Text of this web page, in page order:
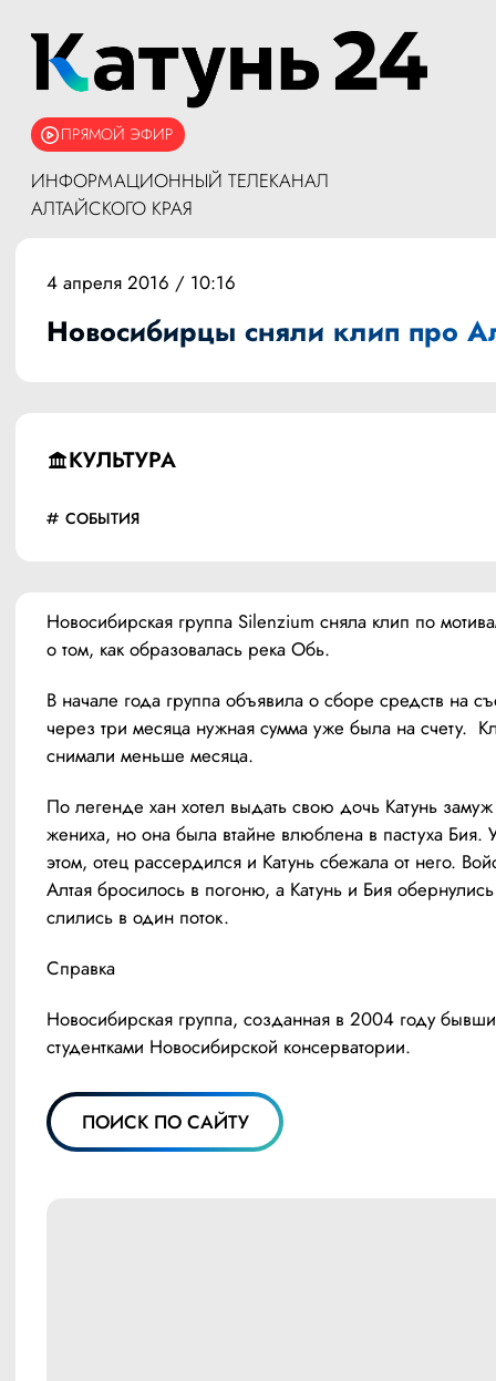
ПРЯМОЙ ЭФИР
ИНФОРМАЦИОННЫЙ ТЕЛЕКАНАЛ
АЛТАЙСКОГО КРАЯ
КУЛЬТУРА
СОБЫТИЯ
4 апреля 2016 / 10:16
Новосибирцы сняли клип про
Новосибирская группа Silenzium сняла клип по
о том, как образовалась река Обь.
В начале года группа объявила о сборе средств на
через три месяца нужная сумма уже была на счету.
снимали меньше месяца.
По легенде хан хотел выдать свою дочь Катунь замуж
жениха, но она была втайне влюблена в пастуха Бия.
этом, отец рассердился и Катунь сбежала от него.
Алтая бросилось в погоню, а Катунь и Бия
слились в один поток.
Справка
Новосибирская группа, созданная в 2004 году
студентками Новосибирской консерватории.
ПОИСК ПО САЙТУ